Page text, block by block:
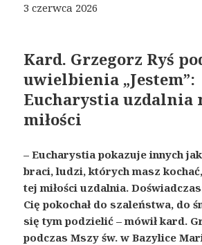
3 czerwca 2026
Kard. Grzegorz Ryś
uwielbienia „Jestem”:
Eucharystia uzdalnia
miłości
– Eucharystia pokazuje innych
braci, ludzi, których masz
tej miłości uzdalnia.
Cię pokochał do szaleństwa, do
się tym podzielić – mówił kard.
podczas Mszy św. w Bazylice